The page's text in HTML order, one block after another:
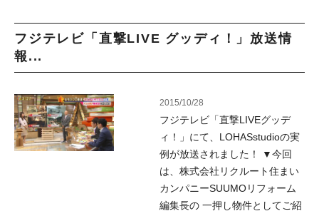
フジテレビ「直撃LIVE グッディ！」放送情
報...
2015/10/28
フジテレビ「直撃LIVEグッデ
ィ！」にて、LOHASstudioの実
例が放送されました！ ▼今回
は、株式会社リクルート住まい
カンパニーSUUMOリフォーム
編集長の 一押し物件としてご紹